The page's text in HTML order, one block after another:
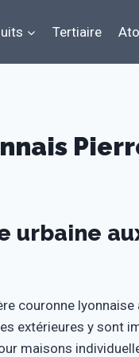
Tertiaire
urbaine
couronne
extérieures y sont
maisons